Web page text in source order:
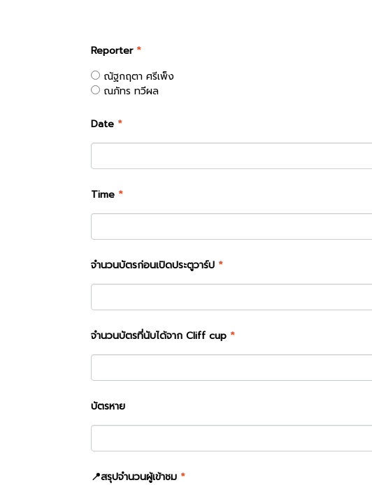
Reporter *
ณัฐกฤตา ศรีเพ็ง
ณภัทร ทวีผล
Date *
Time *
จำนวนบัตรก่อนเปิดประตูวาร์ป *
จำนวนบัตรที่นับได้จาก Cliff cup *
บัตรหาย
📍สรุปจำนวนผู้เข้าชม *